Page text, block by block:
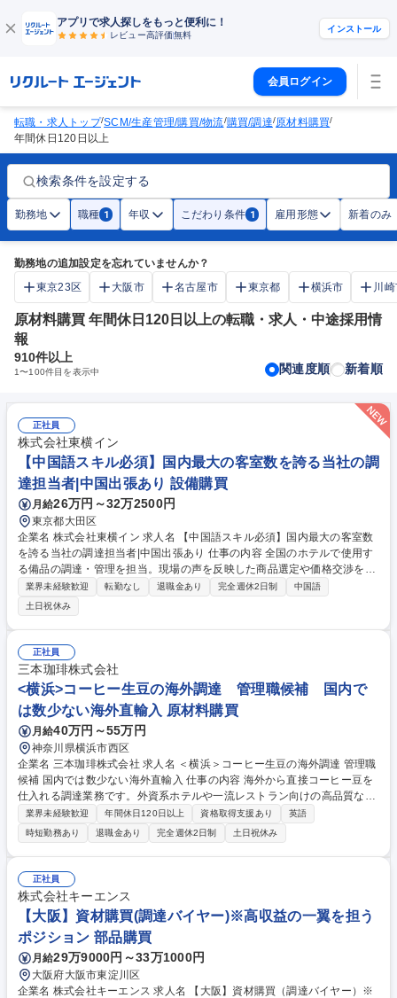
アプリで求人探しをもっと便利に！
レビュー高評価無料
インストール
会員ログイン
転職・求人トップ/SCM/生産管理/購買/物流/購買/調達/原材料購買/
年間休日120日以上
検索条件を設定する
勤務地 職種 1 年収 こだわり条件 1 雇用形態 新着のみ
勤務地の追加設定を忘れていませんか？
東京23区
大阪市 名古屋市 東京都 横浜市 川
原材料購買 年間休日120日以上の転職・求人・中途採用情
報
910件以上
1〜100件目を表示中 関連度順 新着順
正社員
株式会社東横イン
【中国語スキル必須】国内最大の客室数を誇る当社の調
達担当者|中国出張あり 設備購買
月給26万円～32万2500円
東京都大田区
企業名 株式会社東横イン 求人名 【中国語スキル必須】国内最大の客室数
を誇る当社の調達担当者|中国出張あり 仕事の内容 全国のホテルで使用す
る備品の調達・管理を担当。現場の声を反映した商品選定や価格交渉を通
じ、品質・コスト・供給体制の最適化を推進します。 ≪詳細≫ ■中国・国
内メーカーとの関係構築、折衝、発注、価格交渉 ■納期管理および輸送ス
ケジュールの調整 ■不具合発生時の原因究明・改善交渉 ■ホテル備品選
定、検証店舗でのテスト運用（月1回程度訪問） ■倉庫の在庫管理・納品
確認 募集職種 【中国語スキル必須】国内最大の客室数を誇る当社の調達
担当者|中国出張あり
業界未経験歓迎 転勤なし 退職金あり 完全週休2日制
中国語
土日祝休み
正社員
三本珈琲株式会社
<横浜>コーヒー生豆の海外調達 管理職候補 国内で
は数少ない海外直輸入 原材料購買
月給40万円～55万円
神奈川県横浜市西区
企業名 三本珈琲株式会社 求人名 ＜横浜＞コーヒー生豆の海外調達 管理職
候補 国内では数少ない海外直輸入 仕事の内容 海外から直接コーヒー豆を
仕入れる調達業務です。外資系ホテルや一流レストラン向けの高品質な豆
の調達を担当、営業部門と連携しながら商品づくりにも関わります。 【詳
細】海外のコーヒー生産者や商社との取引交渉、品質管理、価格交渉を担
当します。営業部門からの特殊な豆の調達依頼に対応し、世界中のネット
ワークを活用して最適な仕入れ先を探します。PB商品開発にも関わり、
お客様の要望に応じた豆の調達を実現します。メールや電話での海外との
やり取りが中心で、基本的にはオフィスワークです。 募集職種 ＜横浜＞
コーヒー生豆の海外調達 管理職候補 国内では数少ない海外直輸入
業界未経験歓迎 年間休日120日以上 資格取得支援あり
英語
時短勤務あり
退職金あり 完全週休2日制 土日祝休み
正社員
株式会社キーエンス
【大阪】資材購買(調達バイヤー)※高収益の一翼を担う
ポジション 部品購買
月給29万9000円～33万1000円
大阪府大阪市東淀川区
企業名 株式会社キーエンス 求人名 【大阪】資材購買（調達バイヤー）※